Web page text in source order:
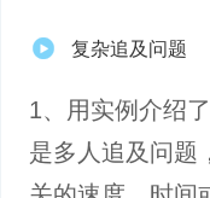
复杂追及问题
1、​用实例介绍
是多人追及问题